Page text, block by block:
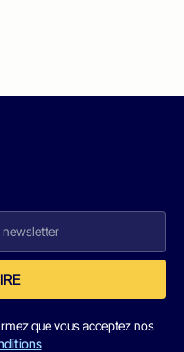
que vous acceptez nos